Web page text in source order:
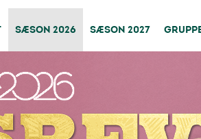
SÆSON 2026 SÆSON 2027